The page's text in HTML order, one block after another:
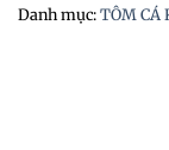
Danh mục:TÔM CÁ